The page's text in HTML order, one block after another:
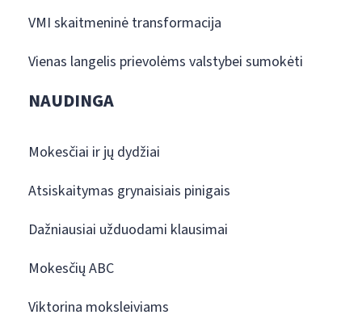
VMI skaitmeninė transformacija
Vienas langelis prievolėms valstybei sumokėti
NAUDINGA
Mokesčiai ir jų dydžiai
Atsiskaitymas grynaisiais pinigais
Dažniausiai užduodami klausimai
Mokesčių ABC
Viktorina moksleiviams